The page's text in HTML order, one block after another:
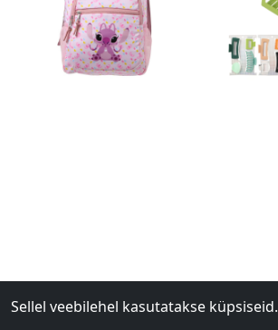
Sellel veebilehel kasutatakse küpsiseid.